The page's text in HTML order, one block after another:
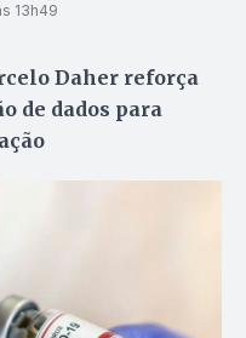
13h49
Daher reforça
de dados para